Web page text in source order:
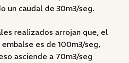
un caudal de 30m3/seg.
realizados arrojan que, el
es de 100m3/seg,
asciende a 70m3/seg